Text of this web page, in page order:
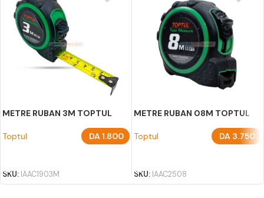
METRE RUBAN 3M TOPTUL
Toptul DA1.800
SKU: IAAC1903M
METRE RUBAN 08M TOPTUL
Toptul DA 3.750
SKU: IAAC2508